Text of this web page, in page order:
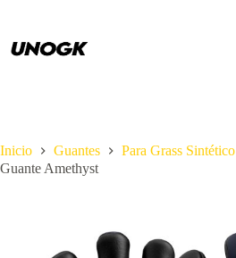
Inicio Guantes
Para Grass Sintético
Guante Amethyst